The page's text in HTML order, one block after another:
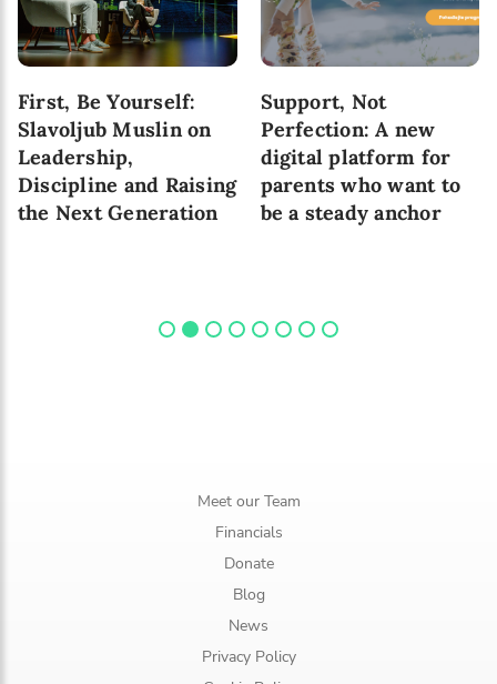
First, Be Yourself:
Slavoljub Muslin on
Leadership,
Discipline and Raising
the Next Generation
Support, Not
Perfection: A new
digital platform for
parents who want to
be a steady anchor
Meet our Team
Financials
Donate
Blog
News
Privacy Policy